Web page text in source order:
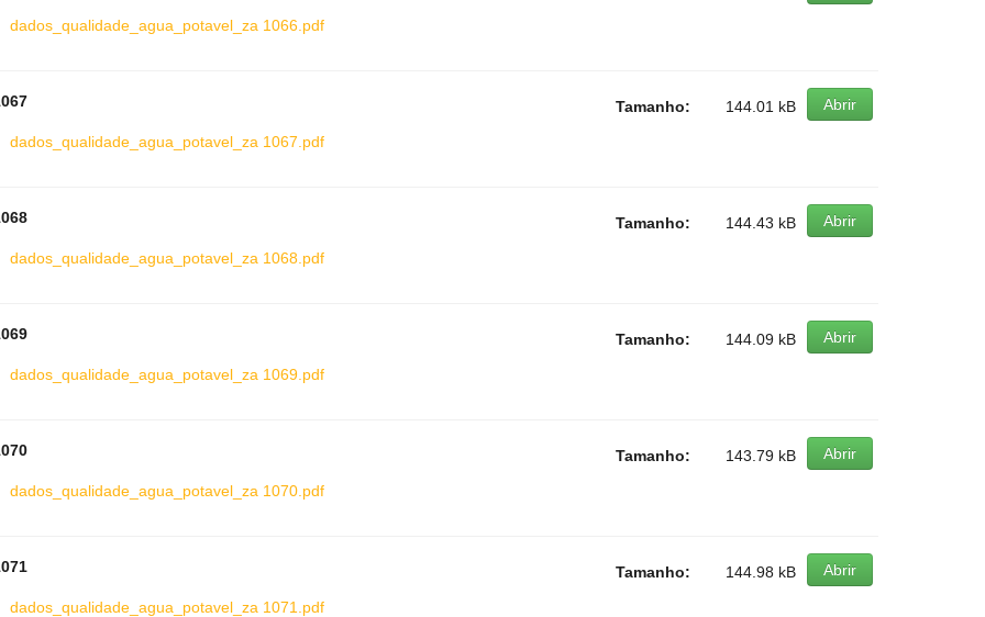
dados_qualidade_agua_potavel_za 1066.pdf
dados_qualidade_agua_potavel_za 1067.pdf
Abrir
Tamanho: 144.01 kB
dados_qualidade_agua_potavel_za 1068.pdf
Abrir
Tamanho: 144.43 kB
dados_qualidade_agua_potavel_za 1069.pdf
Abrir
Tamanho: 144.09 kB
dados_qualidade_agua_potavel_za 1070.pdf
Abrir
Tamanho: 143.79 kB
dados_qualidade_agua_potavel_za 1071.pdf
Abrir
Tamanho: 144.98 kB